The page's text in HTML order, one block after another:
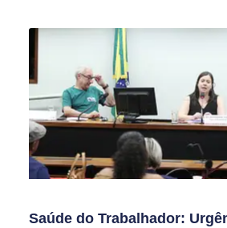
Saúde do Trabalhador: